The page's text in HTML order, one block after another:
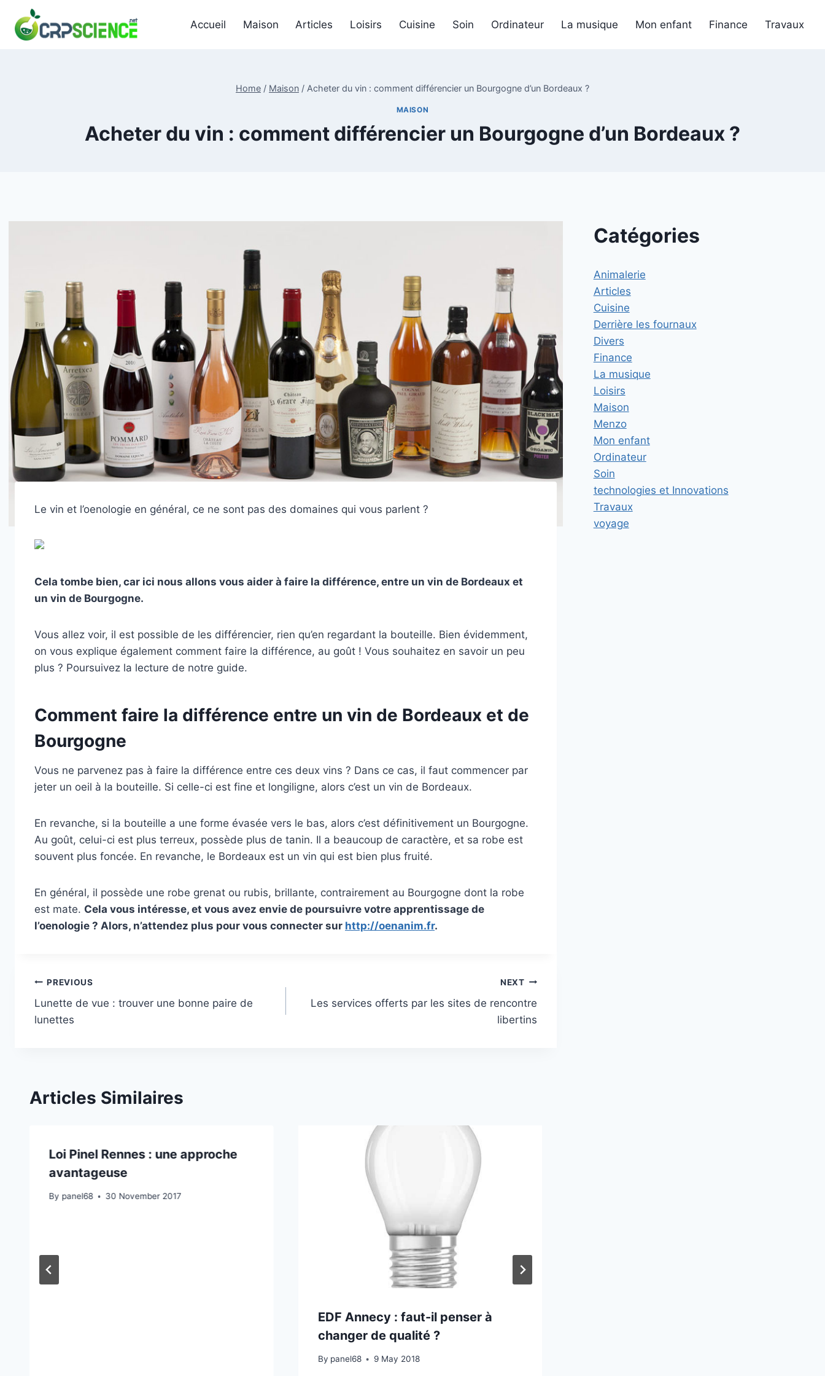
content
Accueil Maison Articles Loisirs Cuisine Soin Ordinateur La musique Mon enfant Finance Travaux
Home / Maison / Acheter du vin : comment différencier un Bourgogne d’un Bordeaux ?
MAISON
Acheter du vin : comment différencier un Bourgogne d’un Bordeaux ?
Le vin et l’oenologie en général, ce ne sont pas des domaines qui vous parlent ?
Cela tombe bien, car ici nous allons vous aider à faire la différence, entre un vin de Bordeaux et
un vin de Bourgogne.
Vous allez voir, il est possible de les différencier, rien qu’en regardant la bouteille. Bien évidemment,
on vous explique également comment faire la différence, au goût ! Vous souhaitez en savoir un peu
plus ? Poursuivez la lecture de notre guide.
Comment faire la différence entre un vin de Bordeaux et de
Bourgogne
Vous ne parvenez pas à faire la différence entre ces deux vins ? Dans ce cas, il faut commencer par
jeter un oeil à la bouteille. Si celle-ci est fine et longiligne, alors c’est un vin de Bordeaux.
En revanche, si la bouteille a une forme évasée vers le bas, alors c’est définitivement un Bourgogne.
Au goût, celui-ci est plus terreux, possède plus de tanin. Il a beaucoup de caractère, et sa robe est
souvent plus foncée. En revanche, le Bordeaux est un vin qui est bien plus fruité.
En général, il possède une robe grenat ou rubis, brillante, contrairement au Bourgogne dont la robe
est mate. Cela vous intéresse, et vous avez envie de poursuivre votre apprentissage de
l’oenologie ? Alors, n’attendez plus pour vous connecter sur http://oenanim.fr.
Post
navigation
PREVIOUS
Lunette de vue : trouver une bonne paire de
lunettes
NEXT
Les services offerts par les sites de rencontre
libertins
Articles Similaires
Loi Pinel Rennes : une approche
avantageuse
By panel68 30 November 2017
EDF Annecy : faut-il penser à
changer de qualité ?
By panel68 9 May 2018
Catégories
Animalerie
Articles
Cuisine
Derrière les fournaux
Divers
Finance
La musique
Loisirs
Maison
Menzo
Mon enfant
Ordinateur
Soin
technologies et Innovations
Travaux
voyage